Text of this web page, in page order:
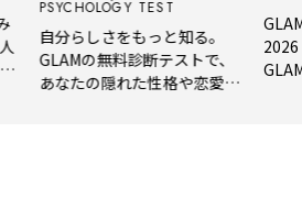
PSYCHOLOGY TEST
自分らしさをもっと知る。
GLAMの無料診断テストで、
あなたの隠れた性格や恋愛タ
GLAM
2026 上
GLAM編